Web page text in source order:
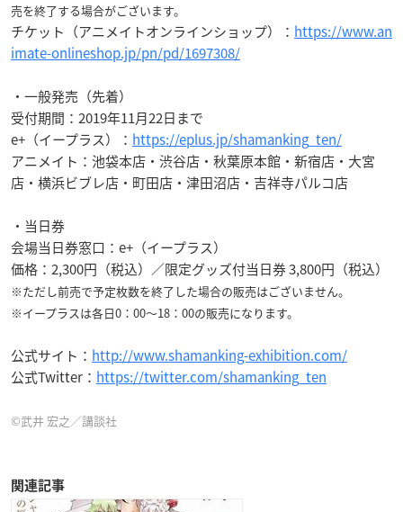
売を終了する場合がございます。
チケット（アニメイトオンラインショップ）： https://www.an
imate-onlineshop.jp/pn/pd/1697308/
・一般発売（先着）
受付期間：2019年11月22日まで
e+（イープラス）： https://eplus.jp/shamanking_ten/
アニメイト：池袋本店・渋谷店・秋葉原本館・新宿店・大宮
店・横浜ビブレ店・町田店・津田沼店・吉祥寺パルコ店
・当日券
会場当日券窓口：e+（イープラス）
価格：2,300円（税込）／限定グッズ付当日券 3,800円（税込）
※ただし前売で予定枚数を終了した場合の販売はございません。
※イープラスは各日0：00～18：00の販売になります。
公式サイト： http://www.shamanking-exhibition.com/
公式Twitter： https://twitter.com/shamanking_ten
©武井 宏之／講談社
関連記事